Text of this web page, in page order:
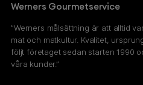
Werners Gourmetservice
”Werners målsättning är att alltid
mat och matkultur. Kvalitet,
följt företaget sedan starten 1990
våra kunder.”